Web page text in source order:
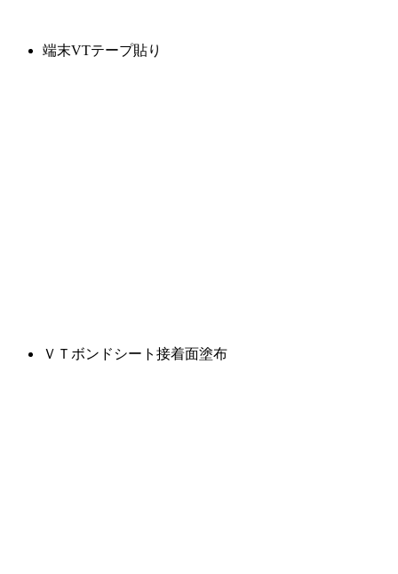
端末VTテープ貼り
ＶＴボンドシート接着面塗布